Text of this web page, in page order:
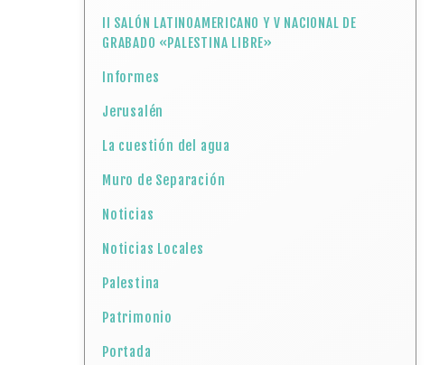
II SALÓN LATINOAMERICANO Y V NACIONAL DE
GRABADO «PALESTINA LIBRE»
Informes
Jerusalén
La cuestión del agua
Muro de Separación
Noticias
Noticias Locales
Palestina
Patrimonio
Portada